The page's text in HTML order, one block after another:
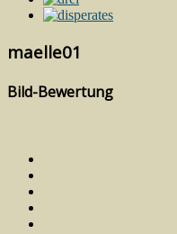
maelle01
Bild-Bewertung